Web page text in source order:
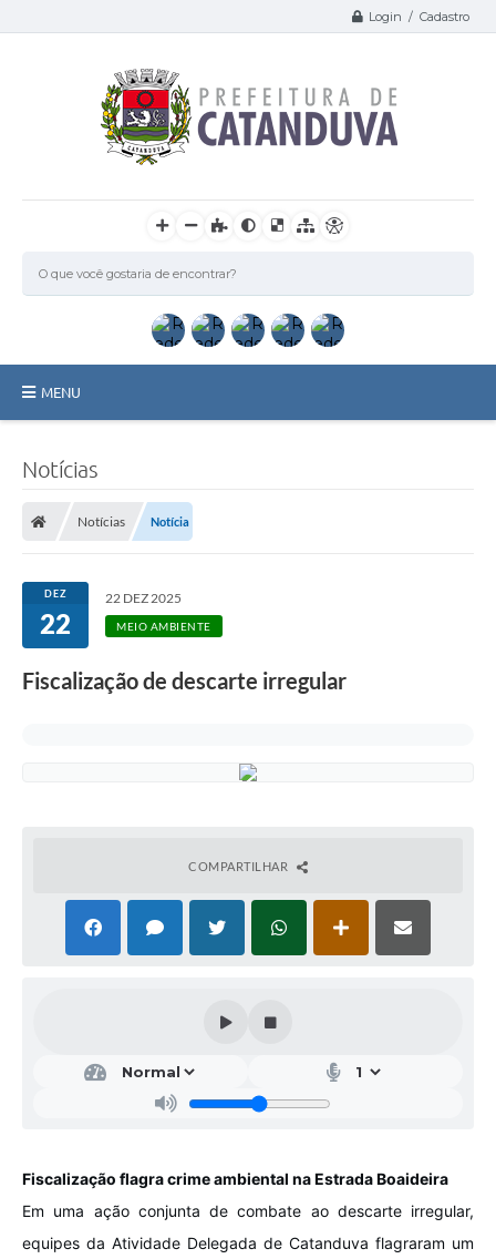
Login / Cadastro
MENU
Licitações / PCA
Transparência
A Prefeitura
Notícias
Notícias Notícia
DEZ
22
22 DEZ 2025
MEIO AMBIENTE
Fiscalização de descarte irregular
COMPARTILHAR
Fiscalização flagra crime ambiental na Estrada Boaideira
Em uma ação conjunta de combate ao descarte irregular,
equipes da Atividade Delegada de Catanduva flagraram um